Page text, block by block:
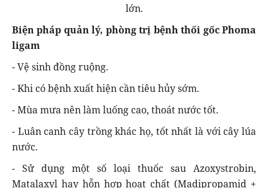
lớn.
Biện pháp quản lý, phòng trị bệnh thối gốc Phoma
ligam
- Vệ sinh đồng ruộng.
- Khi có bệnh xuất hiện cần tiêu hủy sớm.
- Mùa mưa nên làm luống cao, thoát nước tốt.
- Luân canh cây trồng khác họ, tốt nhất là với cây lúa
nước.
- Sử dụng một số loại thuốc sau Azoxystrobin,
Matalaxyl hay hỗn hợp hoạt chất (Madipropamid +